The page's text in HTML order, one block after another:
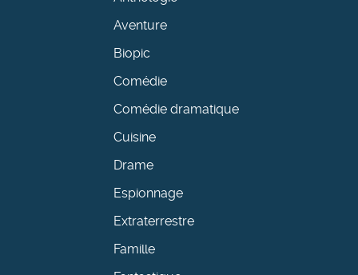
Aventure
Biopic
Comédie
Comédie dramatique
Cuisine
Drame
Espionnage
Extraterrestre
Famille